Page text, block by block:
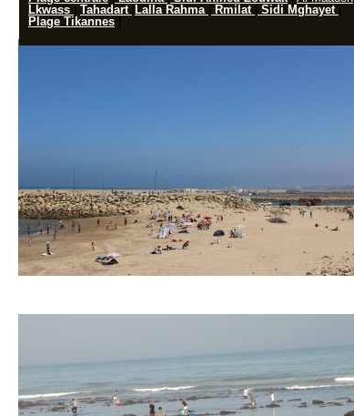
Lkwass
Tahadart Lalla Rahma Rmilat Sidi Mghayet
Plage Tikannes